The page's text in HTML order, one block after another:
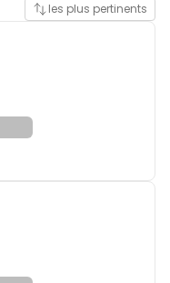
les plus pertinents